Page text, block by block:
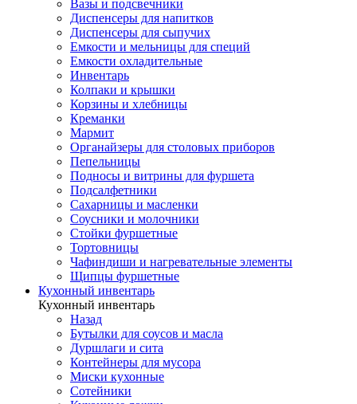
Вазы и подсвечники
Диспенсеры для напитков
Диспенсеры для сыпучих
Емкости и мельницы для специй
Емкости охладительные
Инвентарь
Колпаки и крышки
Корзины и хлебницы
Креманки
Мармит
Органайзеры для столовых приборов
Пепельницы
Подносы и витрины для фуршета
Подсалфетники
Сахарницы и масленки
Соусники и молочники
Стойки фуршетные
Тортовницы
Чафиндиши и нагревательные элементы
Щипцы фуршетные
Кухонный инвентарь
Кухонный инвентарь
Назад
Бутылки для соусов и масла
Дуршлаги и сита
Контейнеры для мусора
Миски кухонные
Сотейники